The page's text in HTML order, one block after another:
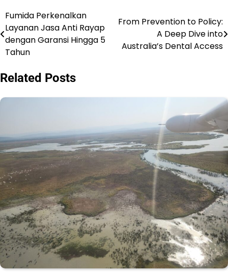
Navigasi
pos
Fumida Perkenalkan
Layanan Jasa Anti Rayap
dengan Garansi Hingga 5
Tahun
From Prevention to Policy:
A Deep Dive into
Australia’s Dental Access
Related Posts